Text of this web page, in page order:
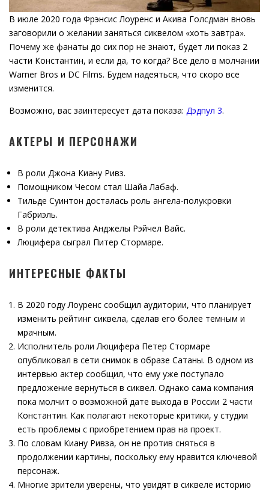
В июле 2020 года Фрэнсис Лоуренс и Акива Голсдман вновь
заговорили о желании заняться сиквелом «хоть завтра».
Почему же фанаты до сих пор не знают, будет ли показ 2
части Константин, и если да, то когда? Все дело в молчании
Warner Bros и DC Films. Будем надеяться, что скоро все
изменится.
Возможно, вас заинтересует дата показа: Дэдпул 3.
АКТЕРЫ И ПЕРСОНАЖИ
В роли Джона Киану Ривз.
Помощником Чесом стал Шайа Лабаф.
Тильде Суинтон досталась роль ангела-полукровки
Габриэль.
В роли детектива Анджелы Рэйчел Вайс.
Люцифера сыграл Питер Стормаре.
ИНТЕРЕСНЫЕ ФАКТЫ
В 2020 году Лоуренс сообщил аудитории, что планирует
изменить рейтинг сиквела, сделав его более темным и
мрачным.
Исполнитель роли Люцифера Петер Стормаре
опубликовал в сети снимок в образе Сатаны. В одном из
интервью актер сообщил, что ему уже поступало
предложение вернуться в сиквел. Однако сама компания
пока молчит о возможной дате выхода в России 2 части
Константин. Как полагают некоторые критики, у студии
есть проблемы с приобретением прав на проект.
По словам Киану Ривза, он не против сняться в
продолжении картины, поскольку ему нравится ключевой
персонаж.
Многие зрители уверены, что увидят в сиквеле историю